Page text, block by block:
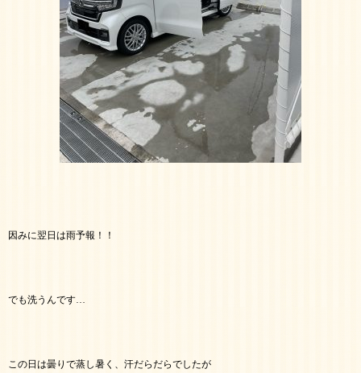
因みに翌日は雨予報！！
でも洗うんです…
この日は曇りで蒸し暑く、汗だらだらでしたが